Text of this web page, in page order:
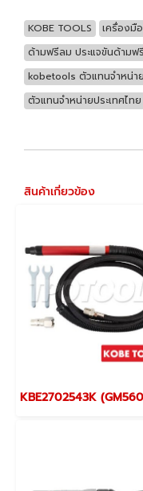
KOBE TOOLS เครื่องมื
ด้ามฟรีลม ประแจขันด้ามฟ
kobetools ตัวแทนจำหน่าย
ตัวแทนจำหน่ายประเทศไทย
สินค้าเกี่ยวข้อง